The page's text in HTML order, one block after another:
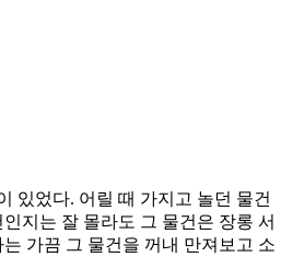
있었다. 어릴 때 가지고 놀던 물건
지는 잘 몰라도 그 물건은 장롱 서
가끔 그 물건을 꺼내 만져보고 소